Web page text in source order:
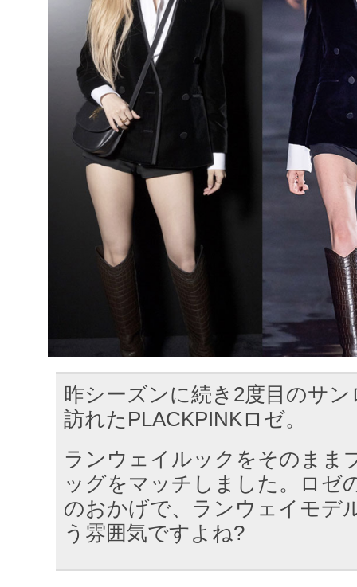
昨シーズンに続き2度目のサ
訪れたPLACKPINKロゼ。
ランウェイルックをそのまま
ッグをマッチしました。ロゼ
のおかげで、ランウェイモデ
う雰囲気ですよね?